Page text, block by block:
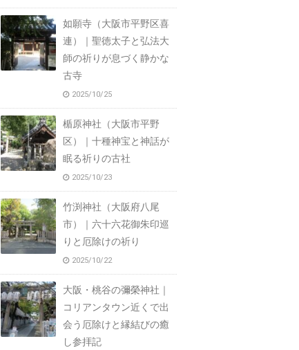
如願寺（大阪市平野区喜
連）｜聖徳太子と弘法大
師の祈りが息づく静かな
古寺
2025/10/25
楯原神社（大阪市平野
区）｜十種神宝と神話が
眠る祈りの古社
2025/10/23
竹渕神社（大阪府八尾
市）｜六十六花御朱印巡
りと厄除けの祈り
2025/10/22
大阪・桃谷の彌榮神社｜
コリアンタウン近くで出
会う厄除けと縁結びの癒
し参拝記